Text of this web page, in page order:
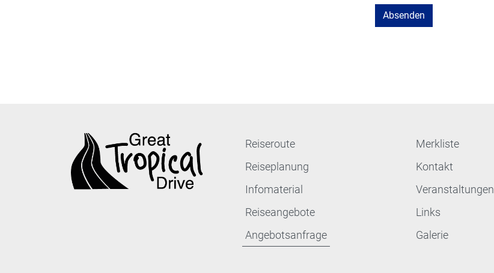
Reiseroute
Reiseplanung
Infomaterial
Reiseangebote
Angebotsanfrage
Merkliste
Kontakt
Veranstaltungen
Links
Galerie